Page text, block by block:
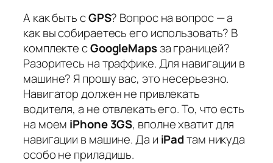
А как быть сGPS? Вопрос на вопрос — а
как вы собираетесь его использовать? В
комплекте сGoogleMapsза границей?
Разоритесь на траффике. Для навигации в
машине? Я прошу вас, это несерьезно.
Навигатор должен не привлекать
водителя, а не отвлекать его. То, что есть
на моем iPhone 3GS, вполне хватит для
навигации в машине. Да и iPadтам никуда
особо не приладишь.